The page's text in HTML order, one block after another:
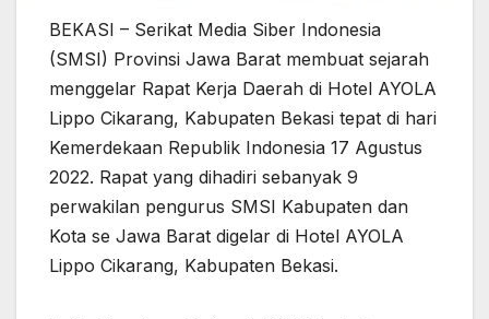
BEKASI – Serikat Media Siber Indonesia
(SMSI) Provinsi Jawa Barat membuat sejarah
menggelar Rapat Kerja Daerah di Hotel AYOLA
Lippo Cikarang, Kabupaten Bekasi tepat di hari
Kemerdekaan Republik Indonesia 17 Agustus
2022. Rapat yang dihadiri sebanyak 9
perwakilan pengurus SMSI Kabupaten dan
Kota se Jawa Barat digelar di Hotel AYOLA
Lippo Cikarang, Kabupaten Bekasi.